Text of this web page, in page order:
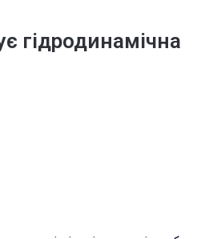
гідродинамічна